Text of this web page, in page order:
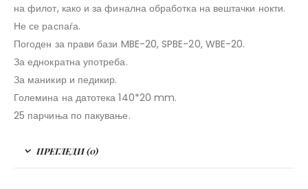
на филот, како и за финална обработка на вештачки нокти.
Не се распаѓа.
Погоден за прави бази MBE-20, SPBE-20, WBE-20.
За еднократна употреба.
За маникир и педикир.
Големина на датотека 140*20 mm.
25 парчиња по пакување.
ПРЕГЛЕДИ (0)